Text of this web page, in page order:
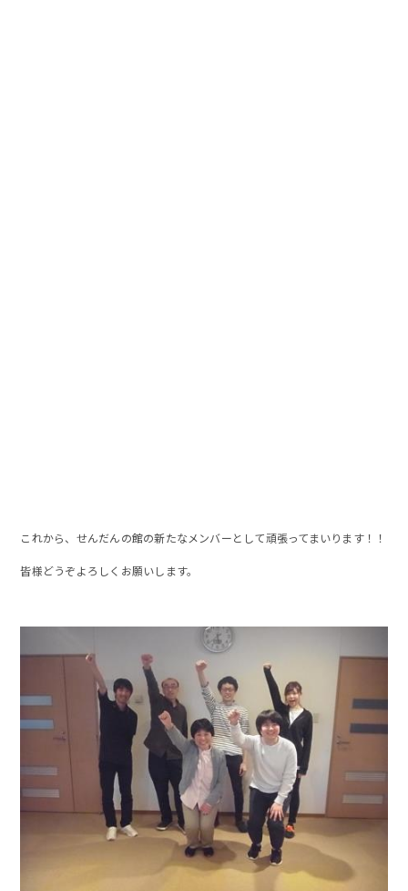
これから、せんだんの館の新たなメンバーとして頑張ってまいります！！
皆様どうぞよろしくお願いします。